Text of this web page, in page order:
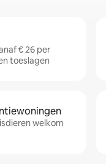
€ 26 per
toeslagen
welkom